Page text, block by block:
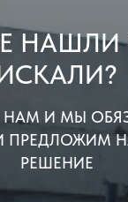
НАШЛИ
И МЫ
ПРЕДЛОЖИМ
РЕШЕНИЕ